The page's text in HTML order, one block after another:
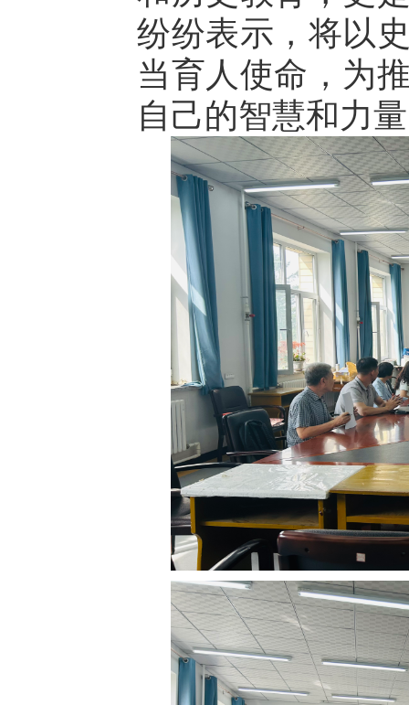
纷纷表示，将以
当育人使命，为
自己的智慧和力